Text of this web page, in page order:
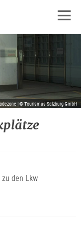
| © Tourismus Salzburg GmbH
den Lkw